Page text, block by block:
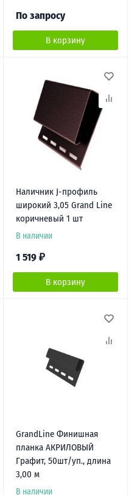
По запросу
В корзину
Наличник J-профиль
широкий 3,05 Grand Line
коричневый 1 шт
В наличии
1 519 ₽
В корзину
GrandLine Финишная
планка АКРИЛОВЫЙ
Графит, 50шт/уп., длина
3,00 м
В наличии